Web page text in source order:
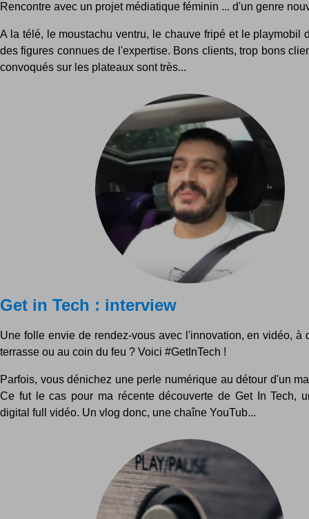
Rencontre avec un projet médiatique féminin ... d'un genre
A la télé, le moustachu ventru, le chauve fripé et le playmobil
des figures connues de l'expertise. Bons clients, trop bons
convoqués sur les plateaux sont très...
Get in Tech : interview
Une folle envie de rendez-vous avec l'innovation, en vidéo, à
terrasse ou au coin du feu ? Voici #GetInTech !
Parfois, vous dénichez une perle numérique au détour d'un
Ce fut le cas pour ma récente découverte de Get In Tech,
digital full vidéo. Un vlog donc, une chaîne YouTub...